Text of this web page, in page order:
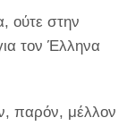
ούτε στην
τον Έλληνα
παρόν, μέλλον